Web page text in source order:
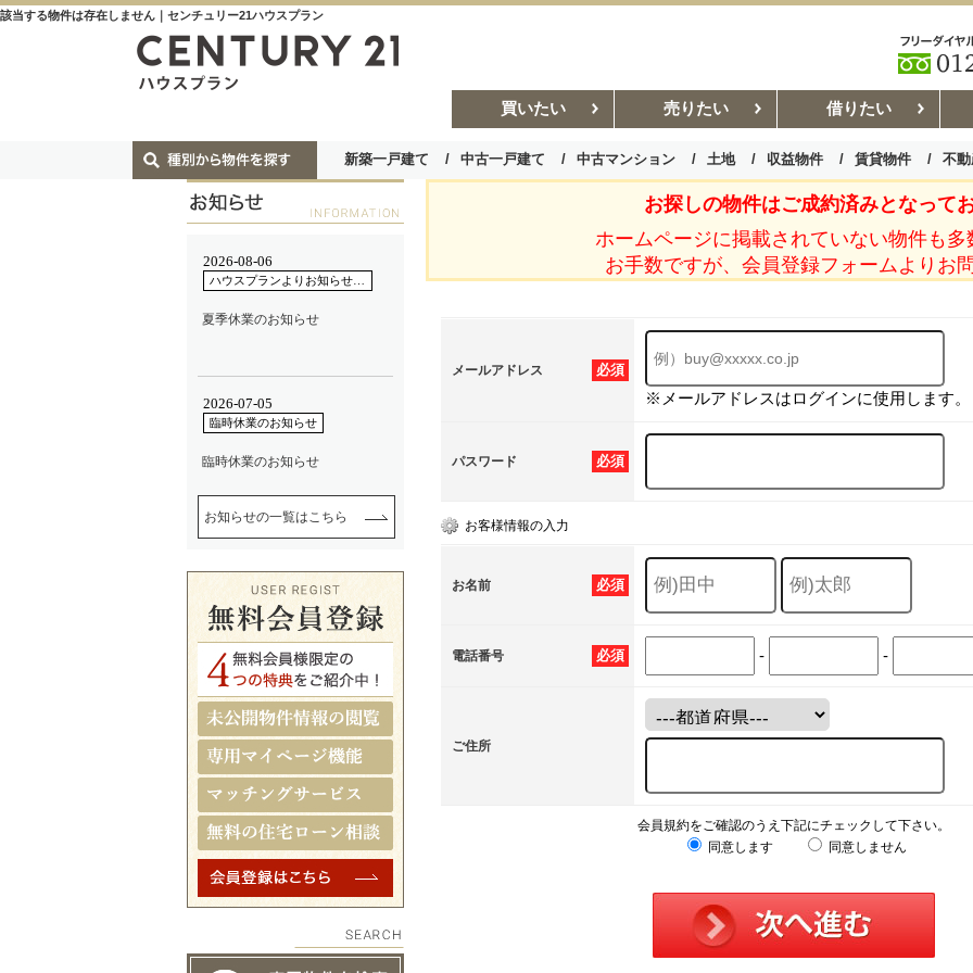
該当する物件は存在しません｜センチュリー21ハウスプラン
買いたい 売りたい 借りたい
新築一戸建て 中古一戸建て 中古マンション 土地 収益物件 賃貸物件 不
お部屋探しコラム 賃貸管理コ
お探しの物件はご成約済みとなってお
ホームページに掲載されていない物件も多
お手数ですが、会員登録フォームよりお
必須
メールアドレス
※メールアドレスはログインに使用します。
必須
パスワード
お客様情報の入力
必須
お名前
必須
電話番号 - -
ご住所
会員規約をご確認のうえ下記にチェックして下さい。
同意します
同意しません
お知らせの一覧はこちら